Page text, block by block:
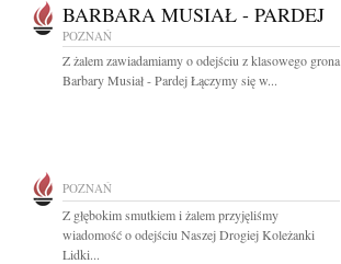
BARBARA MUSIAŁ - PARDEJ
POZNAŃ
Z żalem zawiadamiamy o odejściu z klasowego grona
Barbary Musiał - Pardej Łączymy się w...
POZNAŃ
Z głębokim smutkiem i żalem przyjęliśmy
wiadomość o odejściu Naszej Drogiej Koleżanki
Lidki...